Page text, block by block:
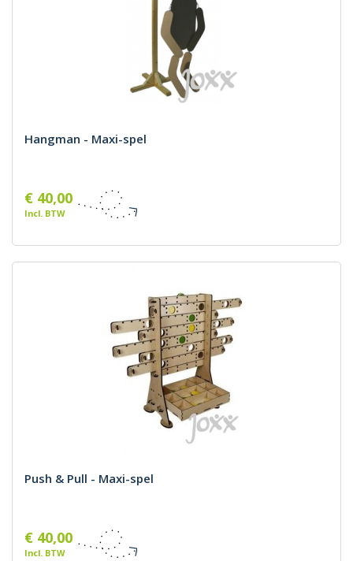
Hangman - Maxi-spel
€ 40,00
Incl. BTW
Push & Pull - Maxi-spel
€ 40,00
Incl. BTW